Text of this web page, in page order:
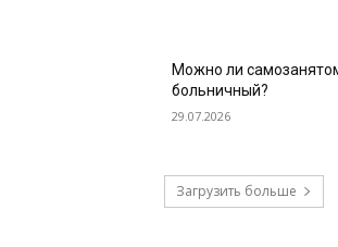
Можно ли
больничный?
29.07.2026
Загрузить больше